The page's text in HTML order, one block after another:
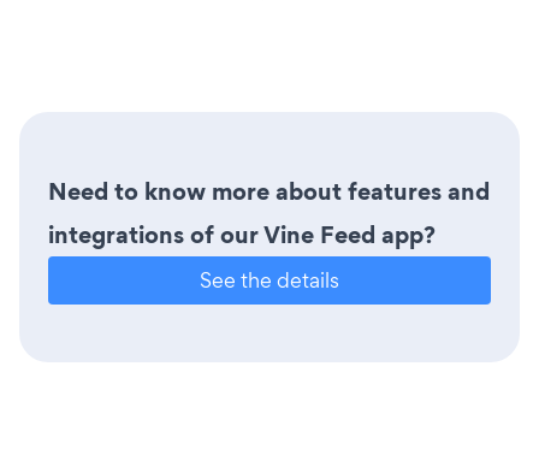
Need to know more about features and
integrations of our Vine Feed app?
See the details